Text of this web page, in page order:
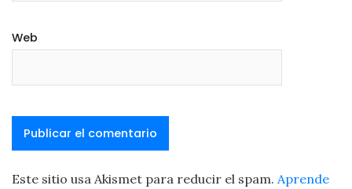
Web
Este sitio usa Akismet para reducir el spam. Aprende